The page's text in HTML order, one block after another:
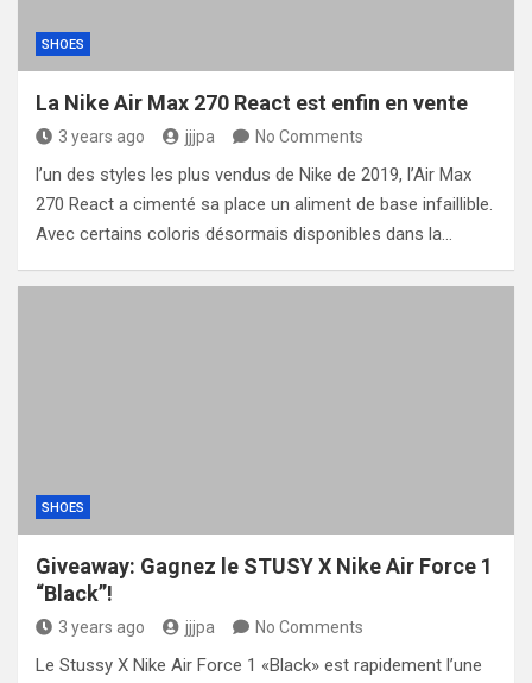
SHOES
La Nike Air Max 270 React est enfin en vente
3 years ago jjjpa No Comments
l’un des styles les plus vendus de Nike de 2019, l’Air Max
270 React a cimenté sa place un aliment de base infaillible.
Avec certains coloris désormais disponibles dans la…
SHOES
Giveaway: Gagnez le STUSY X Nike Air Force 1
“Black”!
3 years ago jjjpa No Comments
Le Stussy X Nike Air Force 1 «Black» est rapidement l’une